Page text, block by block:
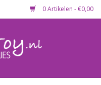
0 Artikelen - €0,00